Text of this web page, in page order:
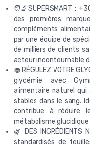
🧑‍🔬SUPERSMART :
des premières
compléments
par une équipe de
de milliers de clients
acteur incontournable
🧁 RÉGULEZ VOTRE
glycémie avec
alimentaire naturel qui
stables dans le sang.
contribue à réduire
métabolisme
🌿 DES INGRÉDIENTS
standardisés de